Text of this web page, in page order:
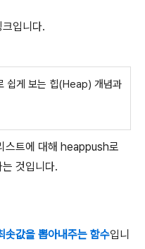
입니다.
쉽게 보는 힙(Heap) 개념과
스트에 대해 heappush로
것입니다.
솟값을 뽑아내주는 함수입니